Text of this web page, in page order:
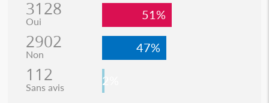
3128
Oui 51%
2902
Non 47%
112
Sans avis 2%